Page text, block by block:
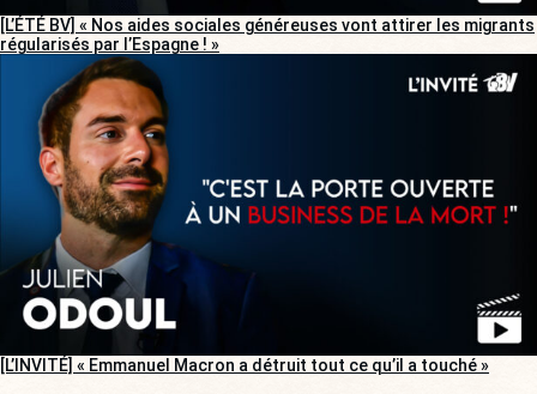
[L’ÉTÉ BV] « Nos aides sociales généreuses vont attirer les migrants
régularisés par l’Espagne ! »
[L’INVITÉ] « Emmanuel Macron a détruit tout ce qu’il a touché »